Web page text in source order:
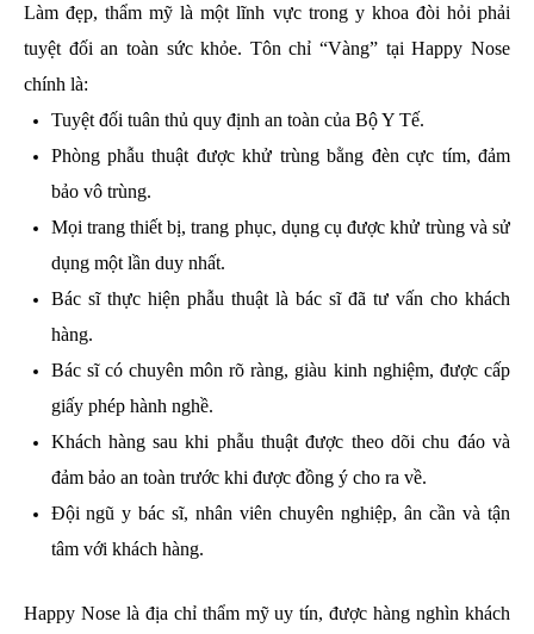
Làm đẹp, thẩm mỹ là một lĩnh vực trong y khoa đòi hỏi phải
tuyệt đối an toàn sức khỏe. Tôn chỉ “Vàng” tại Happy Nose
chính là:
Tuyệt đối tuân thủ quy định an toàn của Bộ Y Tế.
Phòng phẫu thuật được khử trùng bằng đèn cực tím, đảm
bảo vô trùng.
Mọi trang thiết bị, trang phục, dụng cụ được khử trùng và sử
dụng một lần duy nhất.
Bác sĩ thực hiện phẫu thuật là bác sĩ đã tư vấn cho khách
hàng.
Bác sĩ có chuyên môn rõ ràng, giàu kinh nghiệm, được cấp
giấy phép hành nghề.
Khách hàng sau khi phẫu thuật được theo dõi chu đáo và
đảm bảo an toàn trước khi được đồng ý cho ra về.
Đội ngũ y bác sĩ, nhân viên chuyên nghiệp, ân cần và tận
tâm với khách hàng.
Happy Nose là địa chỉ thẩm mỹ uy tín, được hàng nghìn khách